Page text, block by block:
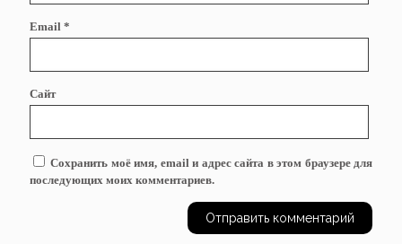
Email *
Сайт
Сохранить моё имя, email и адрес сайта в этом браузере для
последующих моих комментариев.